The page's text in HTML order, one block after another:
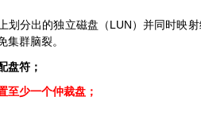
划分出的独立磁盘（ LUN ）并同时映
集群脑裂。
盘符；
至少一个仲裁盘；